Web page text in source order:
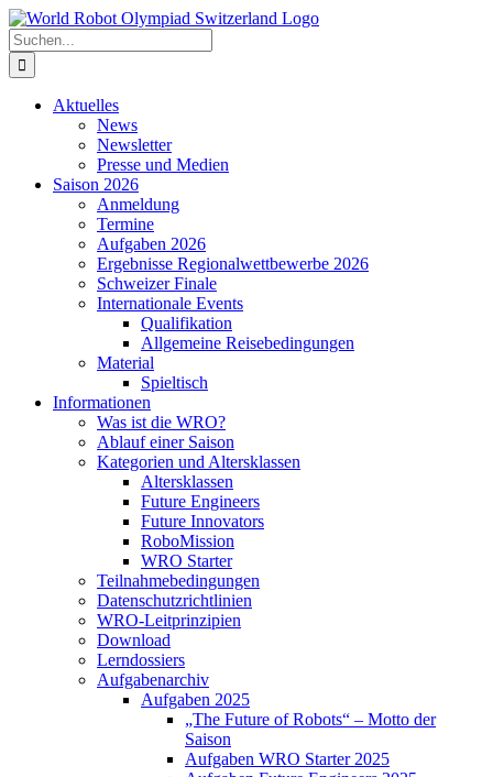
Zum
Inhalt
springen
Suche
nach:
Aktuelles
News
Newsletter
Presse und Medien
Saison 2026
Anmeldung
Termine
Aufgaben 2026
Ergebnisse Regionalwettbewerbe 2026
Schweizer Finale
Internationale Events
Qualifikation
Allgemeine Reisebedingungen
Material
Spieltisch
Informationen
Was ist die WRO?
Ablauf einer Saison
Kategorien und Altersklassen
Altersklassen
Future Engineers
Future Innovators
RoboMission
WRO Starter
Teilnahmebedingungen
Datenschutzrichtlinien
WRO-Leitprinzipien
Download
Lerndossiers
Aufgabenarchiv
Aufgaben 2025
„The Future of Robots“ – Motto der
Saison
Aufgaben WRO Starter 2025